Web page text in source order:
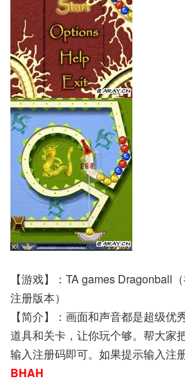
【游戏】：TA games Dragonball
注册版本）
【简介】：画面和声音都是超级优
道具和关卡，让你玩个够。帮大家
输入注册码即可。如果提示输入注
BHAH